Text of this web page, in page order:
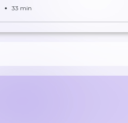
33 min